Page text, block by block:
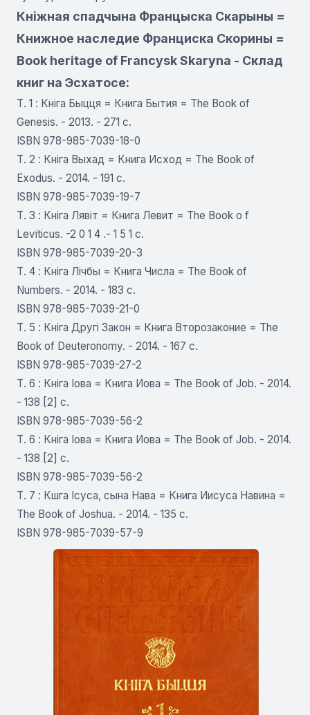
Кніжная спадчына Францыска Скарыны =
Книжное наследие Франциска Скорины =
Book heritage of Francysk Skaryna - Склад
книг на Эсхатосе:
Т. 1 : Кніга Быцця = Книга Бытия = The Book of
Genesis. - 2013. - 271 с.
ISBN 978-985-7039-18-0
Т. 2 : Кніга Выхад = Книга Исход = The Book of
Exodus. - 2014. - 191 с.
ISBN 978-985-7039-19-7
Т. 3 : Кніга Лявіт = Книга Левит = The Book o f
Leviticus. -2 0 1 4 .- 1 5 1 c.
ISBN 978-985-7039-20-3
Т. 4 : Кніга Лічбы = Книга Числа = The Book of
Numbers. - 2014. - 183 c.
ISBN 978-985-7039-21-0
Т. 5 : Кніга Другі Закон = Книга Второзаконие = The
Book of Deuteronomy. - 2014. - 167 с.
ISBN 978-985-7039-27-2
Т. 6 : Кніга Іова = Книга Иова = The Book of Job. - 2014.
- 138 [2] c.
ISBN 978-985-7039-56-2
Т. 6 : Кніга Іова = Книга Иова = The Book of Job. - 2014.
- 138 [2] c.
ISBN 978-985-7039-56-2
Т. 7 : Кшга Icyca, сына Нава = Книга Иисуса Навина =
The Book of Joshua. - 2014. - 135 с.
ISBN 978-985-7039-57-9